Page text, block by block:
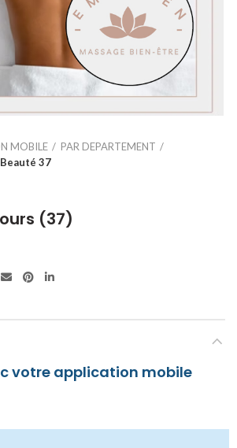
MOBILE
PAR DEPARTEMENT
Beauté 37
(37)
votre application mobile